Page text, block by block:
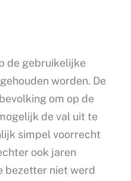
de gebruikelijke
worden. De
om op de
de val uit te
simpel voorrecht
ook jaren
bezetter niet werd